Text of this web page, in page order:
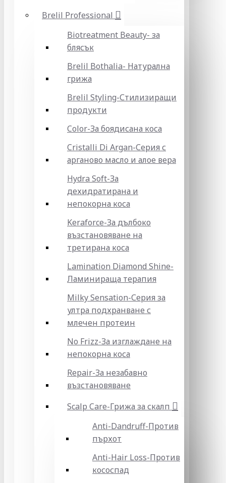
Brelil Professional
Biotreatment Beauty- за
блясък
Brelil Bothalia- Натурална
грижа
Brelil Styling-Стилизиращи
продукти
Color-За боядисана коса
Cristalli Di Argan-Серия с
арганово масло и алое вера
Hydra Soft-За
дехидратирана и
непокорна коса
Keraforce-За дълбоко
възстановяване на
третирана коса
Lamination Diamond Shine-
Ламинираща терапия
Milky Sensation-Серия за
ултра подхранване с
млечен протеин
No Frizz-За изглаждане на
непокорна коса
Repair-За незабавно
възстановяване
Scalp Care-Грижа за скалп
Anti-Dandruff-Против
пърхот
Anti-Hair Loss-Против
кососпад